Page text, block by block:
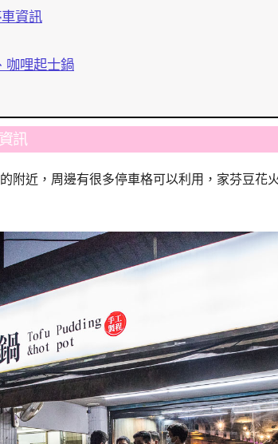
資訊
咖哩起士鍋
訊
附近，周邊有很多停車格可以利用，家芬豆花